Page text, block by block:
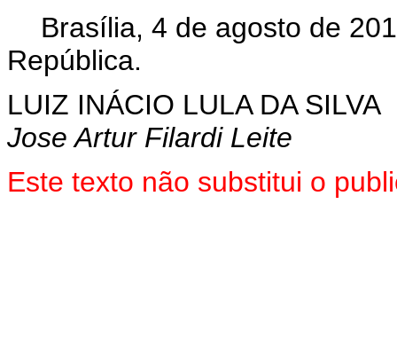
Brasília, 4 de agosto de
República.
LUIZ INÁCIO LULA DA SILVA
Jose Artur Filardi Leite
Este texto não substitui o